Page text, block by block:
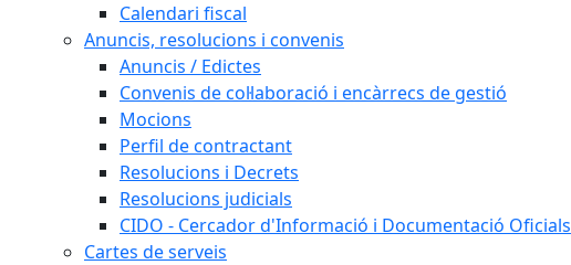
Calendari fiscal
Anuncis, resolucions i convenis
Anuncis / Edictes
Convenis de col·laboració i encàrrecs de gestió
Mocions
Perfil de contractant
Resolucions i Decrets
Resolucions judicials
CIDO - Cercador d'Informació i Documentació Oficials
Cartes de serveis